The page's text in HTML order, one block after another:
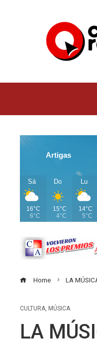
Artigas
Sá
16°C
6°C
Do
15°C
4°C
Lu
14°C
5°C
Home LA
CULTURA, MÚSICA
LA